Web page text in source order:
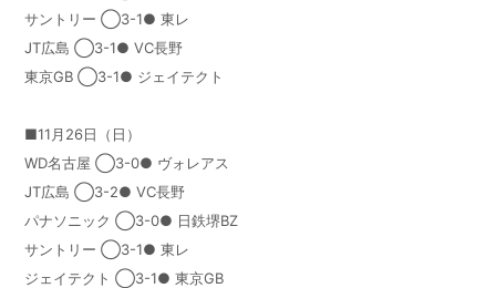
サントリー ◯3-1● 東レ
JT広島 ◯3-1● VC長野
東京GB◯3-1● ジェイテクト
■11月 26日（日）
WD名古屋 ◯3-0● ヴォレアス
JT広島 ◯3-2● VC長野
パナソニック ◯3-0● 日鉄堺BZ
サントリー ◯3-1● 東レ
ジェイテクト ◯3-1● 東京GB